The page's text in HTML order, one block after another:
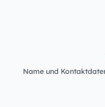
Name und